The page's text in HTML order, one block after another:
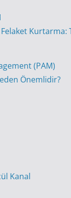
(PAM)
Önemlidir?
Kanal